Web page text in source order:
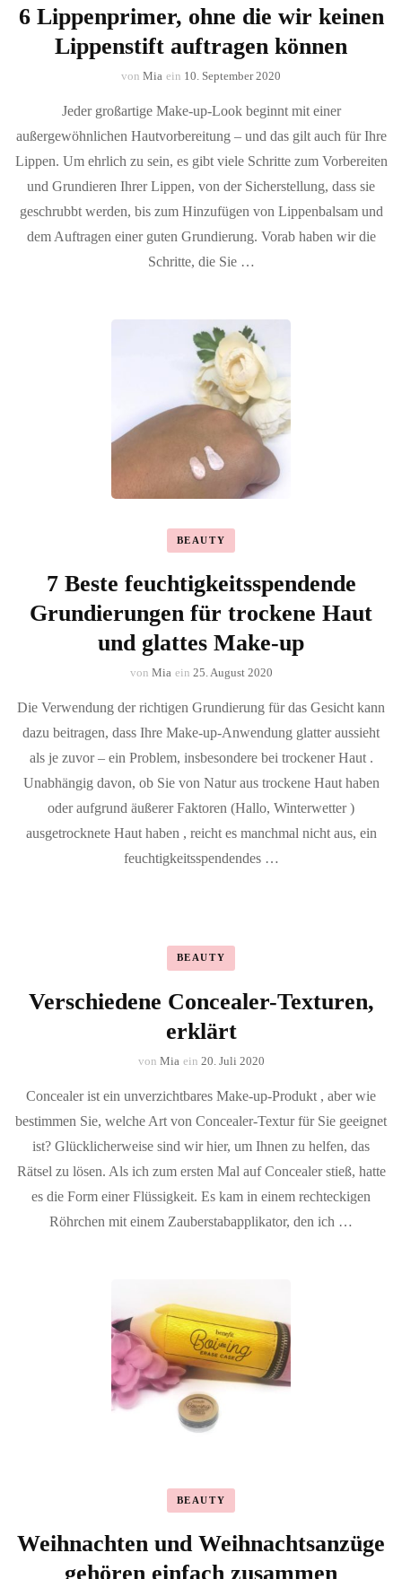
6 Lippenprimer, ohne die wir keinen
Lippenstift auftragen können
von Mia ein 10. September 2020
Jeder großartige Make-up-Look beginnt mit einer
außergewöhnlichen Hautvorbereitung – und das gilt auch für Ihre
Lippen. Um ehrlich zu sein, es gibt viele Schritte zum Vorbereiten
und Grundieren Ihrer Lippen, von der Sicherstellung, dass sie
geschrubbt werden, bis zum Hinzufügen von Lippenbalsam und
dem Auftragen einer guten Grundierung. Vorab haben wir die
Schritte, die Sie …
BEAUTY
7 Beste feuchtigkeitsspendende
Grundierungen für trockene Haut
und glattes Make-up
von Mia ein 25. August 2020
Die Verwendung der richtigen Grundierung für das Gesicht kann
dazu beitragen, dass Ihre Make-up-Anwendung glatter aussieht
als je zuvor – ein Problem, insbesondere bei trockener Haut .
Unabhängig davon, ob Sie von Natur aus trockene Haut haben
oder aufgrund äußerer Faktoren (Hallo, Winterwetter )
ausgetrocknete Haut haben , reicht es manchmal nicht aus, ein
feuchtigkeitsspendendes …
BEAUTY
Verschiedene Concealer-Texturen,
erklärt
von Mia ein 20. Juli 2020
Concealer ist ein unverzichtbares Make-up-Produkt , aber wie
bestimmen Sie, welche Art von Concealer-Textur für Sie geeignet
ist? Glücklicherweise sind wir hier, um Ihnen zu helfen, das
Rätsel zu lösen. Als ich zum ersten Mal auf Concealer stieß, hatte
es die Form einer Flüssigkeit. Es kam in einem rechteckigen
Röhrchen mit einem Zauberstabapplikator, den ich …
BEAUTY
Weihnachten und Weihnachtsanzüge
gehören einfach zusammen